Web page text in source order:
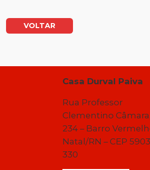
VOLTAR
Casa Durval Paiva
Rua Professor
Clementino
234 – Barro
Natal/RN – CEP
330